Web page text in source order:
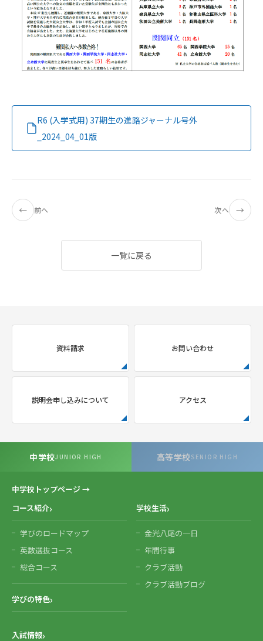
R6 (入学式用) 37期生の進路ジャーナル号外
_2024_04_01版
← 前へ 次へ →
一覧に戻る
資料請求 お問い合わせ
説明会申し込みについて アクセス
中学校JUNIOR HIGH 高等学校SENIOR HIGH
中学校トップページ →
コース紹介
学びのロードマップ
英数選抜コース
総合コース
学びの特色
学校生活
金光八尾の一日
年間行事
クラブ活動
クラブ活動ブログ
入試情報